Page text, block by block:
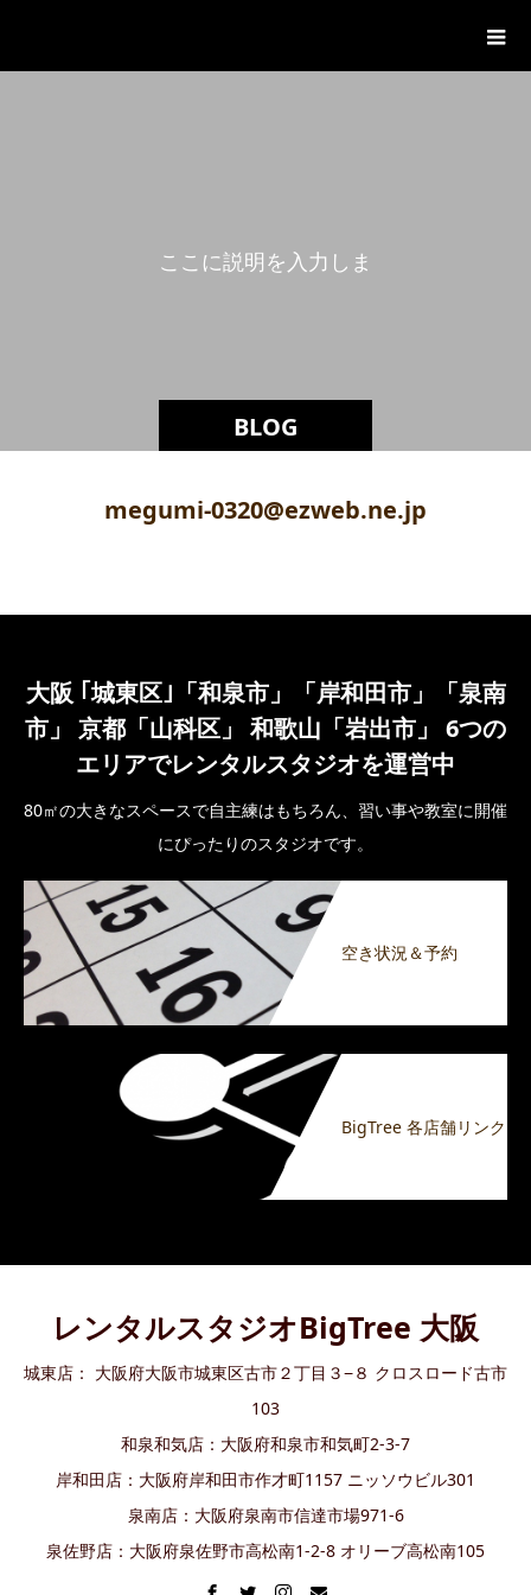
BLOG
ここに説明を入力し ます
megumi-0320@ezweb.ne.jp
大阪 ｢城東区｣「和泉市」「岸和田市」「泉南
市」 京都「山科区」 和歌山「岩出市」 6つの
エリアでレンタルスタジオを運営中
80㎡の大きなスペースで自主練はもちろん、習い事や教室に開催
にぴったりのスタジオです。
空き状況＆予約
BigTree 各店舗リンク
レンタルスタジオBigTree 大阪
城東店： 大阪府大阪市城東区古市２丁目３−８ クロスロード古市
103
和泉和気店：大阪府和泉市和気町2-3-7
岸和田店：大阪府岸和田市作才町1157 ニッソウビル301
泉南店：大阪府泉南市信達市場971-6
泉佐野店：大阪府泉佐野市高松南1-2-8 オリーブ高松南105